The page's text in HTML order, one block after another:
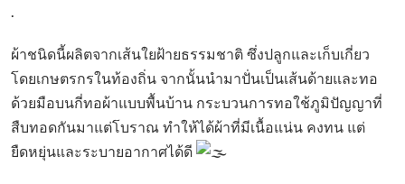
.
ผ้าชนิดนี้ผลิตจากเส้นใยฝ้ายธรรมชาติ ซึ่งปลูกและเก็บเกี่ยว
โดยเกษตรกรในท้องถิ่น จากนั้นนำมาปั่นเป็นเส้นด้ายและทอ
ด้วยมือบนกี่ทอผ้าแบบพื้นบ้าน กระบวนการทอใช้ภูมิปัญญาที่
สืบทอดกันมาแต่โบราณ ทำให้ได้ผ้าที่มีเนื้อแน่น คงทน แต่
ยืดหยุ่นและระบายอากาศได้ดี